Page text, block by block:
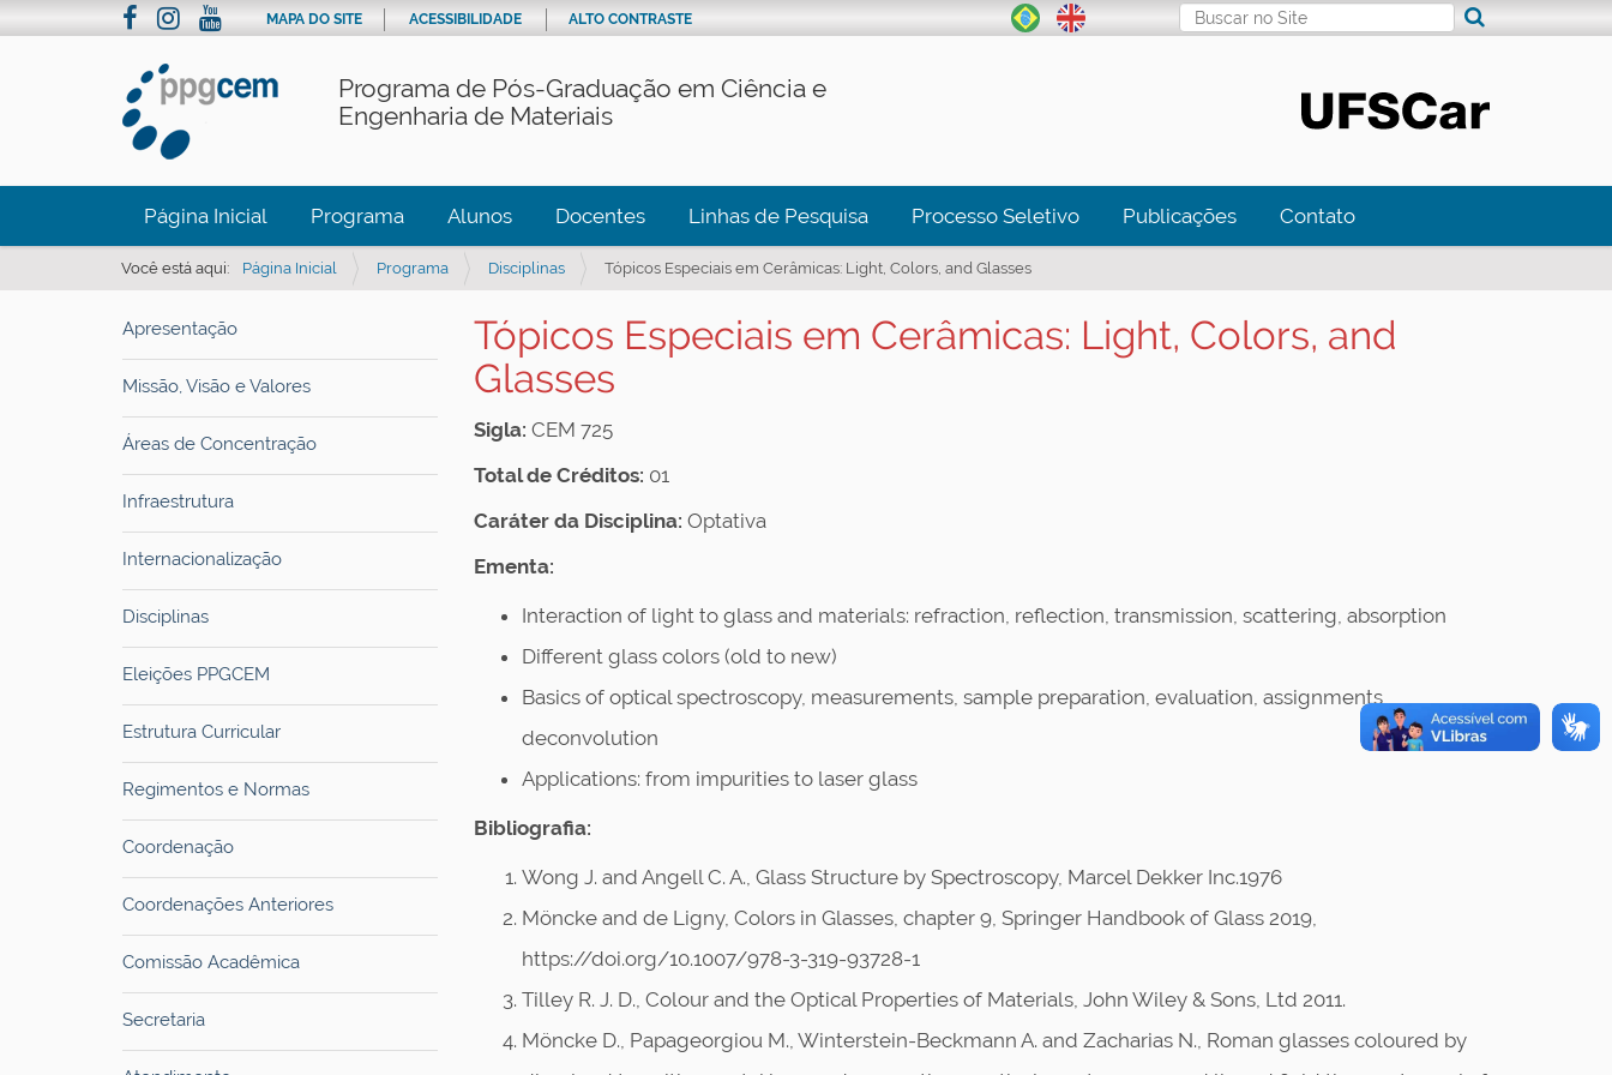
Programa de Pós-Graduação em Ciência e
Engenharia de Materiais
Busca
MAPA DO SITE ACESSIBILIDADE ALTO CONTRASTE
Página Inicial Programa Alunos Docentes Linhas de Pesquisa Processo Seletivo Publicações Contato
Você está aqui: Página Inicial Programa Disciplinas Tópicos Especiais em Cerâmicas: Light, Colors, and Glasses
Apresentação
Missão, Visão e Valores
Áreas de Concentração
Infraestrutura
Internacionalização
Disciplinas
Eleições PPGCEM
Estrutura Curricular
Regimentos e Normas
Coordenação
Coordenações Anteriores
Comissão Acadêmica
Secretaria
Tópicos Especiais em Cerâmicas: Light, Colors, and
Glasses
Sigla: CEM 725
Total de Créditos: 01
Caráter da Disciplina: Optativa
Ementa:
Interaction of light to glass and materials: refraction, reflection, transmission, scattering, absorption
Different glass colors (old to new)
Basics of optical spectroscopy, measurements, sample preparation, evaluation, assignments,
deconvolution
Applications: from impurities to laser glass
Bibliografia:
Wong J. and Angell C. A., Glass Structure by Spectroscopy, Marcel Dekker Inc.1976
Möncke and de Ligny, Colors in Glasses, chapter 9, Springer Handbook of Glass 2019,
https://doi.org/10.1007/978-3-319-93728-1
Tilley R. J. D., Colour and the Optical Properties of Materials, John Wiley & Sons, Ltd 2011.
Möncke D., Papageorgiou M., Winterstein-Beckmann A. and Zacharias N., Roman glasses coloured by